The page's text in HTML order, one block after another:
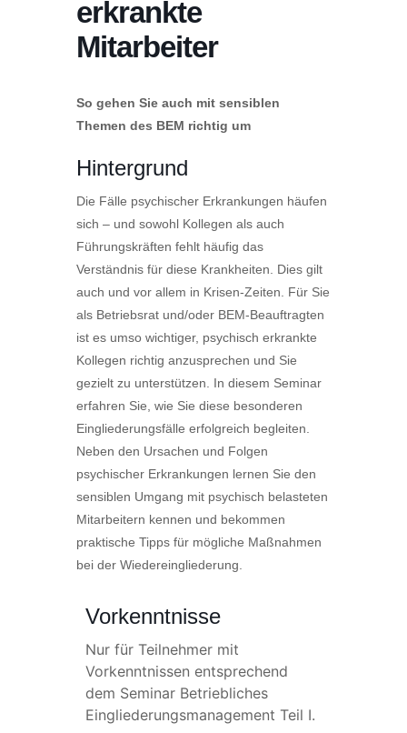
erkrankte
Mitarbeiter
So gehen Sie auch mit sensiblen
Themen des BEM richtig um
Hintergrund
Die Fälle psychischer Erkrankungen häufen
sich – und sowohl Kollegen als auch
Führungskräften fehlt häufig das
Verständnis für diese Krankheiten. Dies gilt
auch und vor allem in Krisen-Zeiten. Für Sie
als Betriebsrat und/oder BEM-Beauftragten
ist es umso wichtiger, psychisch erkrankte
Kollegen richtig anzusprechen und Sie
gezielt zu unterstützen. In diesem Seminar
erfahren Sie, wie Sie diese besonderen
Eingliederungsfälle erfolgreich begleiten.
Neben den Ursachen und Folgen
psychischer Erkrankungen lernen Sie den
sensiblen Umgang mit psychisch belasteten
Mitarbeitern kennen und bekommen
praktische Tipps für mögliche Maßnahmen
bei der Wiedereingliederung.
Vorkenntnisse
Nur für Teilnehmer mit
Vorkenntnissen entsprechend
dem Seminar Betriebliches
Eingliederungsmanagement Teil I.